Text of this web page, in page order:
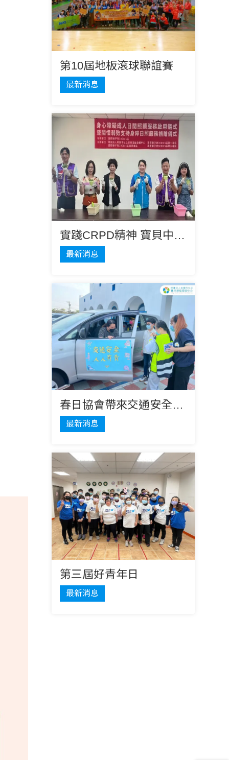
第10屆地板滾球聯誼賽
最新消息
實踐CRPD精神 寶貝中心身障成人日間照顧服務開辦
最新消息
春日協會帶來交通安全宣導課程
最新消息
第三屆好青年日
最新消息